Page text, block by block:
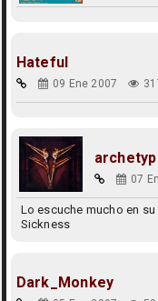
Hateful
09 Ene 2007
07
Lo escuche mucho en
Sickness
Dark_Monkey